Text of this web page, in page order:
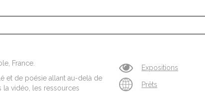
France.
et de poésie allant au-delà de
la vidéo, les ressources
Expositions
Prêts